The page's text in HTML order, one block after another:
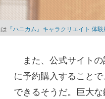
は 『ハニカム』キャラクリエイト 体
また、公式サイト
に予約購入すること
できるそうだ。巨大